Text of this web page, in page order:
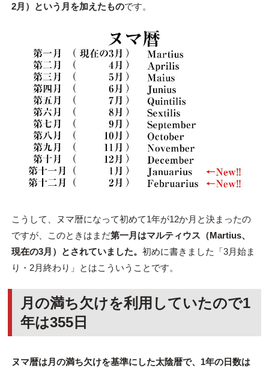
2月）という月を加えたものです。
こうして、ヌマ暦になって初めて1年が12か月と決まったの
ですが、このときはまだ第一月はマルティウス（Martius、
現在の3月）とされていました。 初めに書きました「3月始ま
り・2月終わり」とはこういうことです。
月の満ち欠けを利用していたので1
年は355日
ヌマ暦は月の満ち欠けを基準にした太陰暦で、1年の日数は